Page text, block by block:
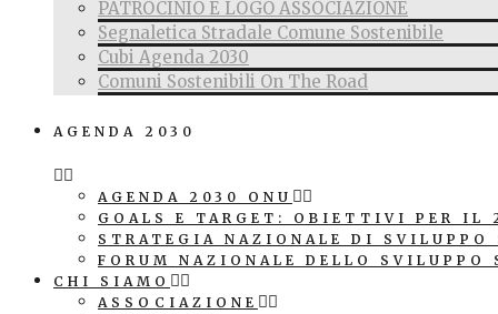
PATROCINIO E LOGO ASSOCIAZIONE
Segnaletica Stradale Comune Sostenibile
Cubi Agenda 2030
Comuni Sostenibili On The Road
AGENDA 2030
AGENDA 2030 ONU
GOALS E TARGET: OBIETTIVI PER IL
STRATEGIA NAZIONALE DI SVILUPPO
FORUM NAZIONALE DELLO SVILUPPO
CHI SIAMO
ASSOCIAZIONE